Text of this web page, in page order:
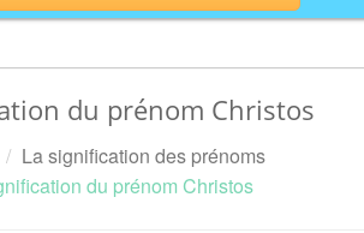
du prénom Christos
La signification des prénoms
du prénom Christos